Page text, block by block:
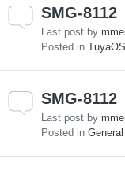
SMG-8112
Last post by
Posted in
SMG-8112
Last post by
Posted in